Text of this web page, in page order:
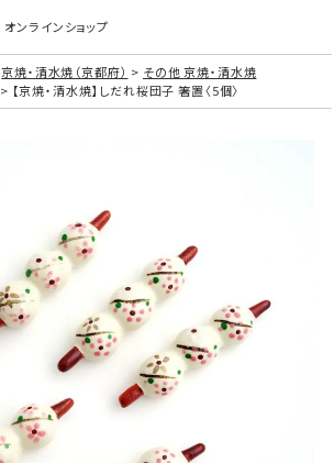
オンラインショップ
京焼・清水焼（京都府）
その他 京焼・清水焼
【京焼・清水焼】しだれ桜団子 箸置〈5個〉